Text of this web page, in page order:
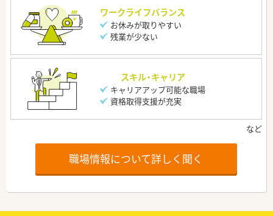
ワークライフバランス
お休みが取りやすい
残業が少ない
スキル・キャリア
キャリアアップ可能な職場
資格取得支援が充実
職場情報について詳しく聞く